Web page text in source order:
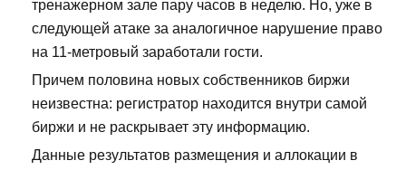
тренажерном зале пару часов в неделю. Но, уже в
следующей атаке за аналогичное нарушение право
на 11-метровый заработали гости.
Причем половина новых собственников биржи
неизвестна: регистратор находится внутри самой
биржи и не раскрывает эту информацию.
Данные результатов размещения и аллокации в